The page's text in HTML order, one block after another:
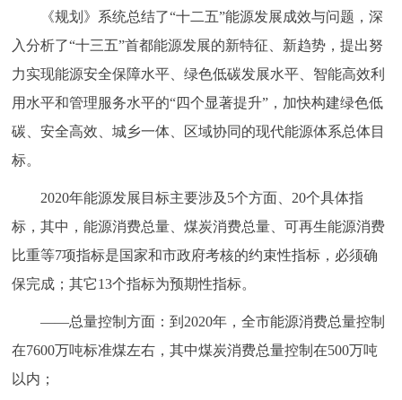
《规划》系统总结了“十二五”能源发展成效与问题，深
入分析了“十三五”首都能源发展的新特征、新趋势，提出努
力实现能源安全保障水平、绿色低碳发展水平、智能高效利
用水平和管理服务水平的“四个显著提升”，加快构建绿色低
碳、安全高效、城乡一体、区域协同的现代能源体系总体目
标。
2020年能源发展目标主要涉及5个方面、20个具体指
标，其中，能源消费总量、煤炭消费总量、可再生能源消费
比重等7项指标是国家和市政府考核的约束性指标，必须确
保完成；其它13个指标为预期性指标。
――总量控制方面：到2020年，全市能源消费总量控制
在7600万吨标准煤左右，其中煤炭消费总量控制在500万吨
以内；